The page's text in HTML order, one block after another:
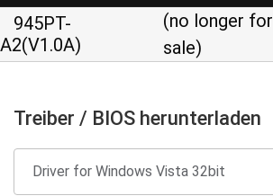
945PT-
A2(V1.0A)
(no longer for
sale)
Treiber / BIOS herunterladen